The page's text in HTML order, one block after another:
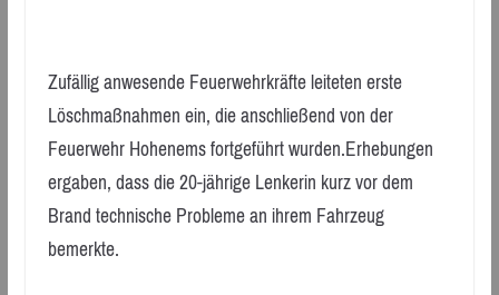
Zufällig anwesende Feuerwehrkräfte leiteten erste
Löschmaßnahmen ein, die anschließend von der
Feuerwehr Hohenems fortgeführt wurden.Erhebungen
ergaben, dass die 20-jährige Lenkerin kurz vor dem
Brand technische Probleme an ihrem Fahrzeug
bemerkte.